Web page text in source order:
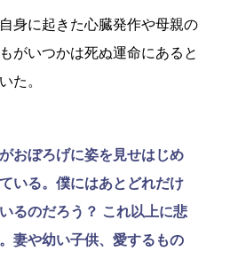
身に起きた心臓発作や母親の
がいつかは死ぬ運命にあると
た。
おぼろげに姿を見せはじめ
いる。僕にはあとどれだけ
るのだろう？ これ以上に悲
妻や幼い子供、愛するもの